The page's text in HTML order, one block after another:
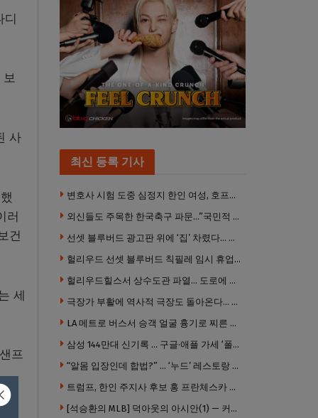
디
보
사
러
건
세
프
최신 등록 기사
변호사 시험 도중 심정지 한인 여성, 호프스트라대 상대 소송
외신들도 주목한 한국축구 파문…”국민적 공분에 수사 재개”
선셋 블루버드 광고판 위에 ‘집’ 차렸다… 넷플릭스 영화 홍보 이색 퍼포먼스
헐리우드 선셋 블루버드 칙필레 임시 휴업… 공사장 담장은 낙서로 뒤덮여
헐리우드힐스서 상수도관 파열… 도로에 물 쏟아져 주민 약 100명 피해
극장가 부활에 역사적 극장도 돌아온다… 웨스트우드 ‘브루인 극장’ 10월 재개장 추진
LA 메트로 버스서 승객 얼굴 흉기로 찌른 증오범죄 피고인, 종신형에 징역 7년 추가 선고
삼성 144만대 신기록 … 구글·애플 가세 ‘폴더블 대전’ 열린다
“알몸 입장인데 합법?” … ‘누드’ 레스토랑 허가 화제
트럼프, 한인 주지사 후보 홍 프란체스카 정조준 “미치광이”
[석승환의 MLB] 덕아웃의 아시안(1) — 커트 스즈키가 우리에게 묻는 것